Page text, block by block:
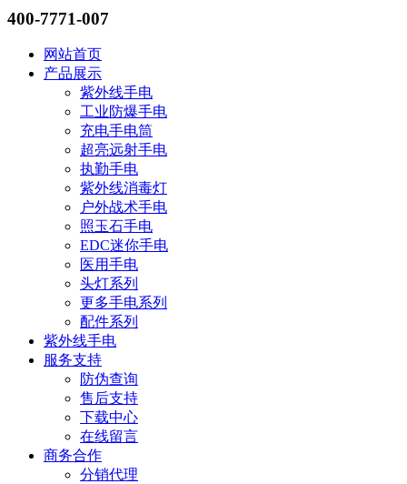
400-7771-007
网站首页
产品展示
紫外线手电
工业防爆手电
充电手电筒
超亮远射手电
执勤手电
紫外线消毒灯
户外战术手电
照玉石手电
EDC迷你手电
医用手电
头灯系列
更多手电系列
配件系列
紫外线手电
服务支持
防伪查询
售后支持
下载中心
在线留言
商务合作
分销代理